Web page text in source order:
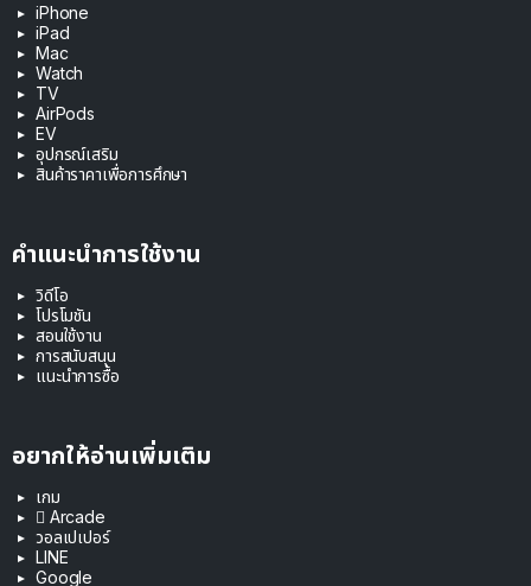
iPhone
iPad
Mac
Watch
TV
AirPods
EV
อุปกรณ์เสริม
สินค้าราคาเพื่อการศึกษา
คำแนะนำการใช้งาน
วิดีโอ
โปรโมชัน
สอนใช้งาน
การสนับสนุน
แนะนำการซื้อ
อยากให้อ่านเพิ่มเติม
เกม
 Arcade
วอลเปเปอร์
LINE
Google